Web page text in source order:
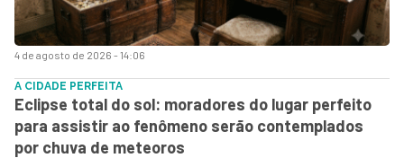
4 de agosto de 2026 - 14:06
A CIDADE PERFEITA
Eclipse total do sol: moradores do lugar perfeito
para assistir ao fenômeno serão contemplados
por chuva de meteoros